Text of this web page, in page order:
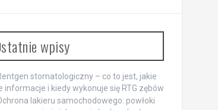
wpisy
stomatologiczny – co to jest, jakie
informacje i kiedy wykonuje się RTG zębów
lakieru samochodowego: powłoki